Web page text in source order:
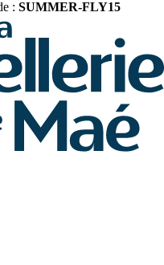
: SUMMER-FLY15